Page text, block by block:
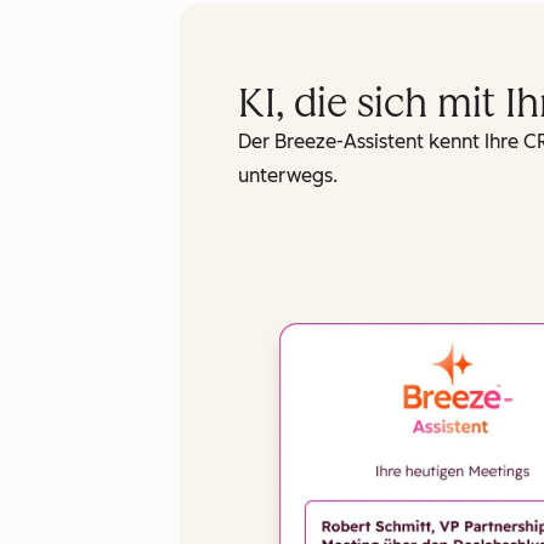
KI, die sich mit
Der Breeze-Assistent kennt Ihre
unterwegs.